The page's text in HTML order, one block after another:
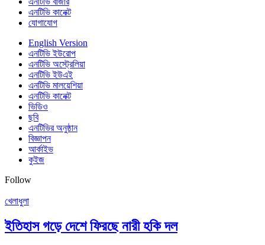
এনটিভি কানেক্ট
যোগাযোগ
English Version
এনটিভি ইউরোপ
এনটিভি অস্ট্রেলিয়া
এনটিভি ইউএই
এনটিভি মালয়েশিয়া
এনটিভি কানেক্ট
ভিডিও
ছবি
এনটিভির অনুষ্ঠান
বিজ্ঞাপন
আর্কাইভ
কুইজ
Follow
খেলাধুলা
ইতিহাস গড়ে দেশে ফিরছে নারী হকি দল